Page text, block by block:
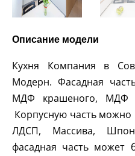
Описание модели
Кухня Компания в
Модерн. Фасадная
МДФ крашеного, МДФ
Корпусную часть можно
ЛДСП, Массива,
фасадная часть может